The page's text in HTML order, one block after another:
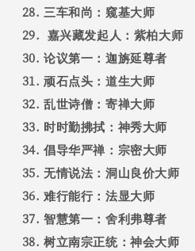
三车和尚：窥基大师
嘉兴藏发起人：紫柏大师
论议第一：迦旃延尊者
顽石点头：道生大师
乱世诗僧：寄禅大师
时时勤拂拭：神秀大师
倡导华严禅：宗密大师
无情说法：洞山良价大师
难行能行：法显大师
智慧第一：舍利弗尊者
树立南宗正统：神会大师